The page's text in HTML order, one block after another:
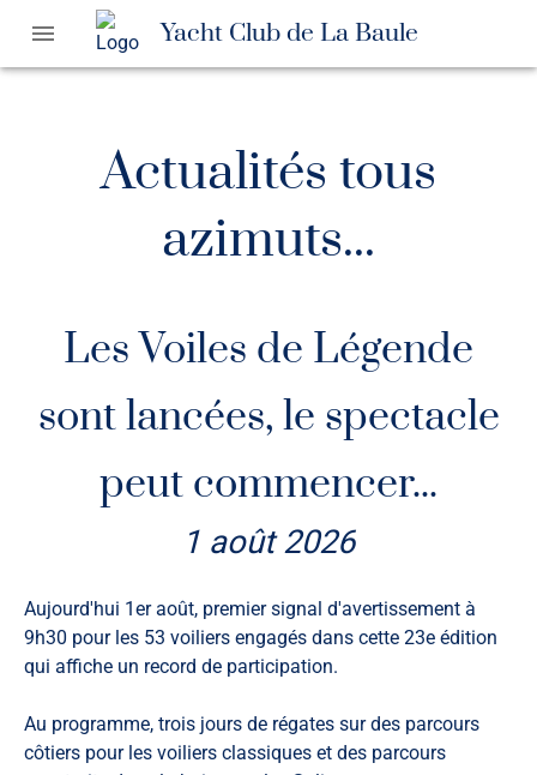
Yacht Club de La Baule
Actualités tous
azimuts...
Les Voiles de Légende
sont lancées, le spectacle
peut commencer...
1 août 2026
Aujourd'hui 1er août, premier signal d'avertissement à
9h30 pour les 53 voiliers engagés dans cette 23e édition
qui affiche un record de participation.
Au programme, trois jours de régates sur des parcours
côtiers pour les voiliers classiques et des parcours